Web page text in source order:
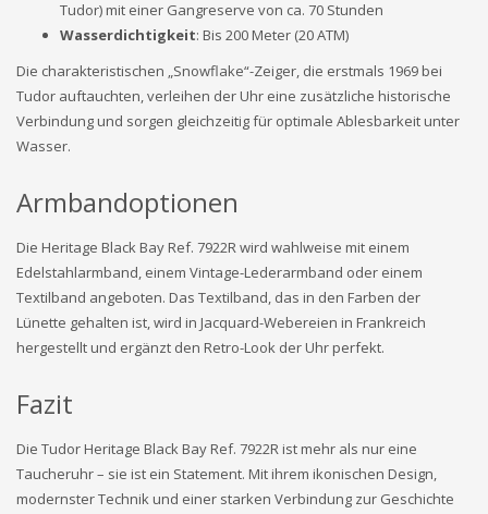
Tudor) mit einer Gangreserve von ca. 70 Stunden
Wasserdichtigkeit: Bis 200 Meter (20 ATM)
Die charakteristischen „Snowflake“-Zeiger, die erstmals 1969 bei
Tudor auftauchten, verleihen der Uhr eine zusätzliche historische
Verbindung und sorgen gleichzeitig für optimale Ablesbarkeit unter
Wasser.
Armbandoptionen
Die Heritage Black Bay Ref. 7922R wird wahlweise mit einem
Edelstahlarmband, einem Vintage-Lederarmband oder einem
Textilband angeboten. Das Textilband, das in den Farben der
Lünette gehalten ist, wird in Jacquard-Webereien in Frankreich
hergestellt und ergänzt den Retro-Look der Uhr perfekt.
Fazit
Die Tudor Heritage Black Bay Ref. 7922R ist mehr als nur eine
Taucheruhr – sie ist ein Statement. Mit ihrem ikonischen Design,
modernster Technik und einer starken Verbindung zur Geschichte